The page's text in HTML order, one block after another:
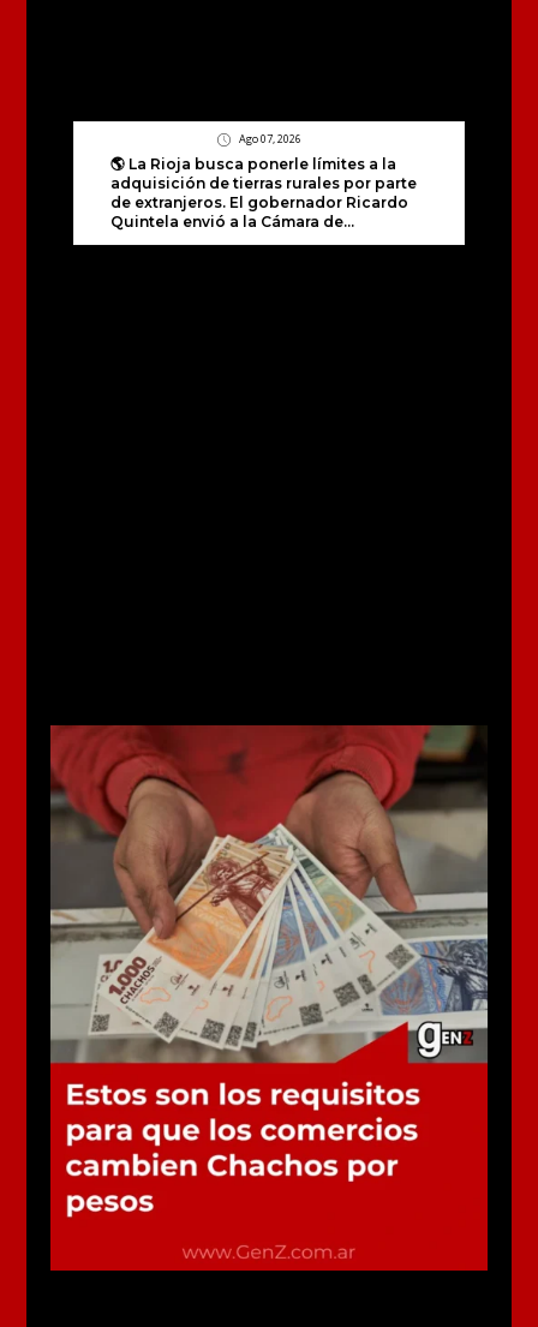
Ago 07, 2026
🌎 La Rioja busca ponerle límites a la
adquisición de tierras rurales por parte
de extranjeros. El gobernador Ricardo
Quintela envió a la Cámara de...